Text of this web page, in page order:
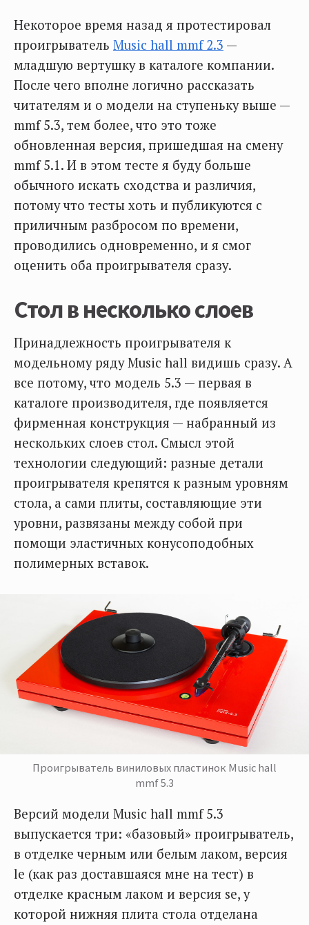
Некоторое время назад я протестировал
проигрыватель Music hall mmf 2.3 —
младшую вертушку в каталоге компании.
После чего вполне логично рассказать
читателям и о модели на ступеньку выше —
mmf 5.3, тем более, что это тоже
обновленная версия, пришедшая на смену
mmf 5.1. И в этом тесте я буду больше
обычного искать сходства и различия,
потому что тесты хоть и публикуются с
приличным разбросом по времени,
проводились одновременно, и я смог
оценить оба проигрывателя сразу.
Стол в несколько слоев
Принадлежность проигрывателя к
модельному ряду Music hall видишь сразу. А
все потому, что модель 5.3 — первая в
каталоге производителя, где появляется
фирменная конструкция — набранный из
нескольких слоев стол. Смысл этой
технологии следующий: разные детали
проигрывателя крепятся к разным уровням
стола, а сами плиты, составляющие эти
уровни, развязаны между собой при
помощи эластичных конусоподобных
полимерных вставок.
Проигрыватель виниловых пластинок Music hall
mmf 5.3
Версий модели Music hall mmf 5.3
выпускается три: «базовый» проигрыватель,
в отделке черным или белым лаком, версия
le (как раз доставшаяся мне на тест) в
отделке красным лаком и версия se, у
которой нижняя плита стола отделана